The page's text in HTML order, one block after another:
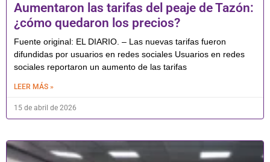
Aumentaron las tarifas del peaje de Tazón:
¿cómo quedaron los precios?
Fuente original: EL DIARIO. – Las nuevas tarifas fueron
difundidas por usuarios en redes sociales Usuarios en redes
sociales reportaron un aumento de las tarifas
LEER MÁS »
15 de abril de 2026